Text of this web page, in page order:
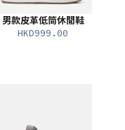
男款皮革低筒休閒鞋
HKD999.00